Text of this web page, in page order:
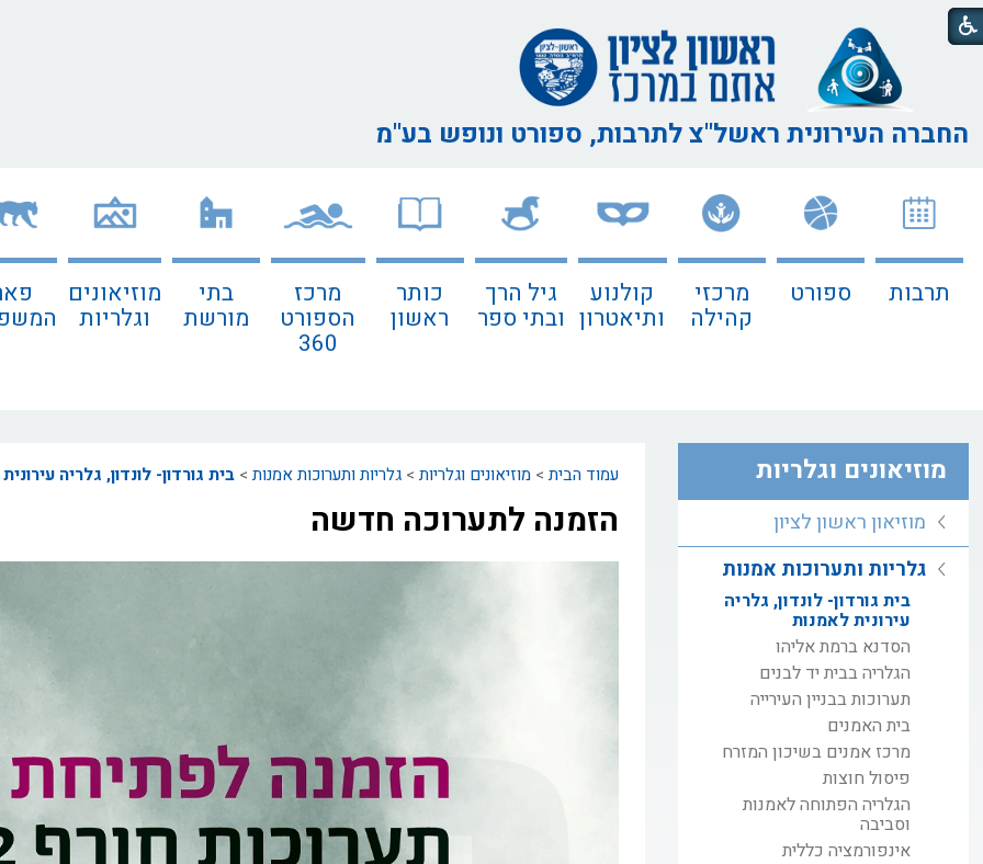
החברה העירונית ראשל"צלתרבות, ספורט ונופש בע"מ
תרבות ספורט מרכזי
קהילה
קולנוע
ותיאטרון
גיל הרך
ובתי ספר
כותר
ראשון
מרכז
הספורט
360
בתי
מורשת
מוזיאונים
וגלריות
עמוד הבית >מוזיאונים וגלריות >גלריות ותערוכות אמנות >בית גורדון- לונדון, גלריה
הזמנה לתערוכה חדשה
מוזיאונים וגלריות
מוזיאון ראשון לציון
גלריות ותערוכות אמנות
בית גורדון- לונדון, גלריה
עירונית לאמנות
הסדנא ברמת אליהו
הגלריה בבית יד לבנים
תערוכות בבניין העירייה
בית האמנים
מרכז אמנים בשיכון המזרח
פיסול חוצות
הגלריה הפתוחה לאמנות
וסביבה
אינפורמציה כללית